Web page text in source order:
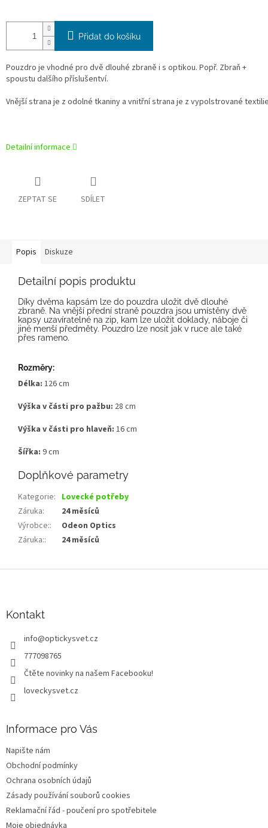
Přidat do košíku
Pouzdro je vhodné pro dvě dlouhé zbraně i s optikou. Popř. Zbraň +
spoustu dalšího příslušentví.
Vnější strana je z odolné tkaniny a vnitřní strana je z vypolstrované
Detailní informace
ZEPTAT SE SDÍLET
Popis Diskuze
Detailní popis produktu
Díky dvěma kapsám lze do pouzdra uložit dvě dlouhé
zbraně. Na vnější přední straně pouzdra jsou umístěny dvě
kapsy uzavíratelné na zip, kam lze uložit doklady, náboje či
jiné menší předměty. Pouzdro lze nosit jak v ruce ale také
přes rameno.
Rozměry:
Délka: 126 cm
Výška v části pro pažbu: 28 cm
Výška v části pro hlaveň: 16 cm
Šířka: 9 cm
Doplňkové parametry
Kategorie: Lovecké potřeby
Záruka:
24 měsíců
Výrobce::
Odeon Optics
Záruka:: 24 měsíců
Kontakt
info@optickysvet.cz
777098765
Čtěte novinky na našem Facebooku!
loveckysvet.cz
Informace pro Vás
Napište nám
Obchodní podmínky
Ochrana osobních údajů
Zásady používání souborů cookies
Reklamační řád - poučení pro spotřebitele